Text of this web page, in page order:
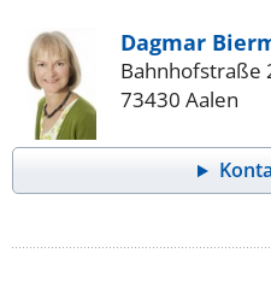
Dagmar
Bahnhofstraße
73430 Aalen